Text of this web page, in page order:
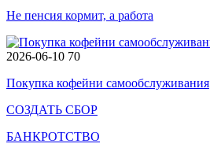
Не пенсия кормит, а работа
2026-06-10 70
Покупка кофейни самообслуживания
СОЗДАТЬ СБОР
БАНКРОТСТВО